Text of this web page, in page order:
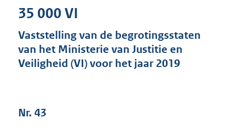
s
g
r
35 000 VI
Vaststelling van de begrotingsstaten
van het Ministerie van Justitie en
Veiligheid (VI) voor het jaar 2019
Nr. 43